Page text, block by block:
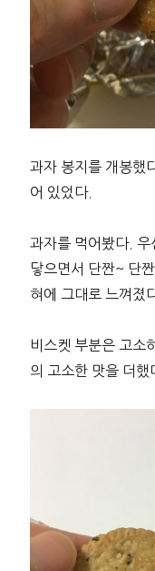
과자 봉지를 개봉했
어 있었다.
과자를 먹어봤다. 우
닿으면서 단짠~ 단
혀에 그대로 느껴졌
비스켓 부분은 고소
의 고소한 맛을 더했